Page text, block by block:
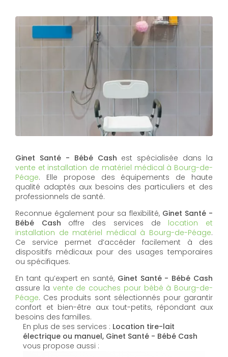
Ginet Santé - Bébé Cash est spécialisée dans la
vente et installation de matériel médical à Bourg-de-
Péage. Elle propose des équipements de haute
qualité adaptés aux besoins des particuliers et des
professionnels de santé.
Reconnue également pour sa flexibilité, Ginet Santé -
Bébé Cash offre des services de location et
installation de matériel médical à Bourg-de-Péage.
Ce service permet d’accéder facilement à des
dispositifs médicaux pour des usages temporaires
ou spécifiques.
En tant qu’expert en santé, Ginet Santé - Bébé Cash
assure la vente de couches pour bébé à Bourg-de-
Péage. Ces produits sont sélectionnés pour garantir
confort et bien-être aux tout-petits, répondant aux
besoins des familles.
En plus de ses services : Location tire-lait
électrique ou manuel, Ginet Santé - Bébé Cash
vous propose aussi :